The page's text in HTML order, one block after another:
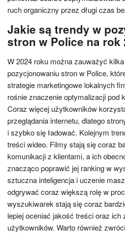
ruch organiczny przez długi czas
Jakie są trendy w
stron w Police na rok
W 2024 roku można zauważyć
pozycjonowaniu stron w Police,
strategie marketingowe lokalnych
rośnie znaczenie optymalizacji pod
Coraz więcej użytkowników
przeglądania internetu, dlatego
i szybko się ładować. Kolejnym
treści wideo. Filmy stają się coraz
komunikacji z klientami, a ich
znacząco poprawić jej ranking w
sztuczna inteligencja i uczenie
odgrywać coraz większą rolę w
wyszukiwarek stają się coraz
lepiej oceniać jakość treści oraz ich
użytkowników. Warto również